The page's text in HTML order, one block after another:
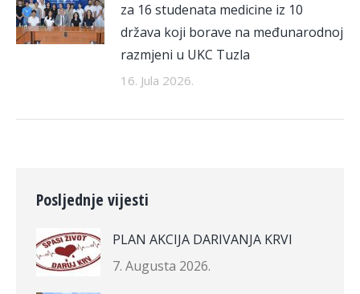
za 16 studenata medicine iz 10
država koji borave na međunarodnoj
razmjeni u UKC Tuzla
16. Jula 2026.
Posljednje vijesti
PLAN AKCIJA DARIVANJA KRVI
7. Augusta 2026.